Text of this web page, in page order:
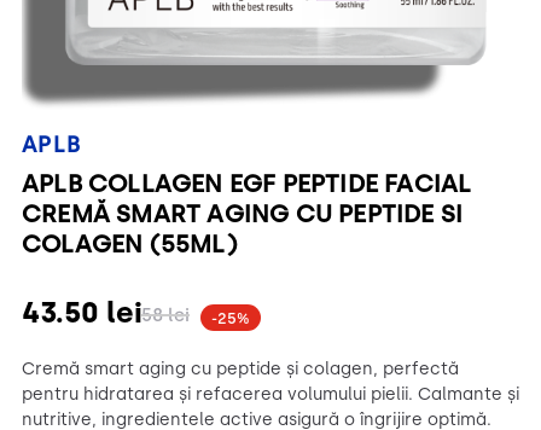
APLB
APLB COLLAGEN EGF PEPTIDE FACIAL
CREMĂ SMART AGING CU PEPTIDE SI
COLAGEN (55ML)
58lei
43.50 lei -25%
Cremă smart aging cu peptide și colagen, perfectă
pentru hidratarea și refacerea volumului pielii. Calmante și
nutritive, ingredientele active asigură o îngrijire optimă.